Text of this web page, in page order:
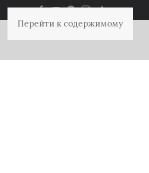
Перейти к содержимому